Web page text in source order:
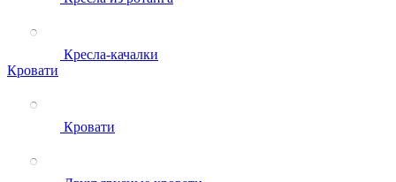
Кресла-качалки
Кровати
Кровати